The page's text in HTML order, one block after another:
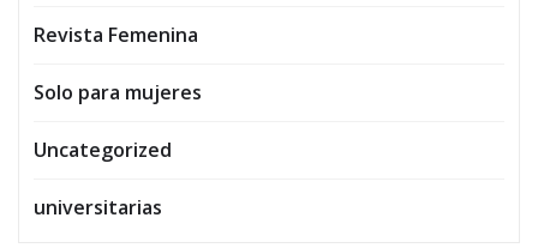
Revista Femenina
Solo para mujeres
Uncategorized
universitarias